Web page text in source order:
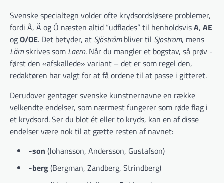
Svenske specialtegn volder ofte krydsordsløsere problemer,
fordi Å, Ä og Ö næsten altid “udflades” til henholdsvisA, AE
ogO/OE. Det betyder, at Sjöströmbliver til Sjostrom, mens
Lärnskrives som Laern. Når du mangler et bogstav, så prøv ­
først den «afskallede» variant – det er som regel den,
redaktøren har valgt for at få ordene til at passe i gitteret.
Derudover gentager svenske kunstnernavne en række
velkendte endelser, som nærmest fungerer som røde flag i
et krydsord. Ser du blot ét eller to kryds, kan en af disse
endelser være nok til at gætte resten af navnet:
-son (Johansson, Andersson, Gustafson)
-berg(Bergman, Zandberg, Strindberg)